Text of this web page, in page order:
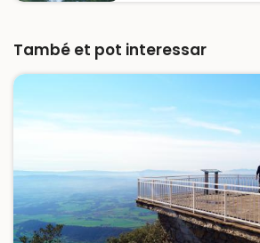
També et pot interessar